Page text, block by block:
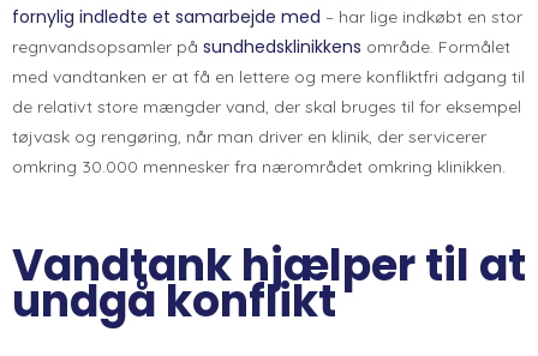
fornylig indledte et samarbejde med – har lige indkøbt en stor
regnvandsopsamler på sundhedsklinikkens område. Formålet
med vandtanken er at få en lettere og mere konfliktfri adgang til
de relativt store mængder vand, der skal bruges til for eksempel
tøjvask og rengøring, når man driver en klinik, der servicerer
omkring 30.000 mennesker fra nærområdet omkring klinikken.
Vandtank hjælper til at
undgå konflikt